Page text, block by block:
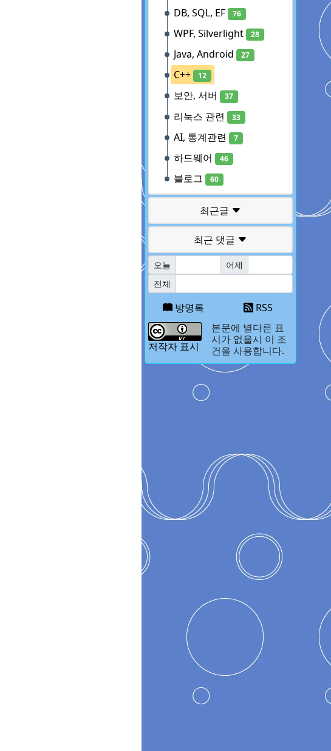
DB, SQL, EF 76
WPF, Silverlight 28
Java, Android 27
C++ 12
보안, 서버 37
리눅스 관련 33
AI, 통계관련 7
하드웨어 46
블로그 60
최근글
최근 댓글
오늘
어제
전체
방명록 RSS
저작자 표시
본문에 별다른 표
시가 없을시 이 조
건을 사용합니다.